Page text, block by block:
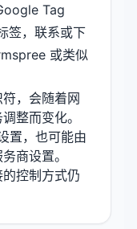
Tag
签，联系或下
或类似
，会随着网
整而变化。
置，也可能由
商设置。
控制方式仍